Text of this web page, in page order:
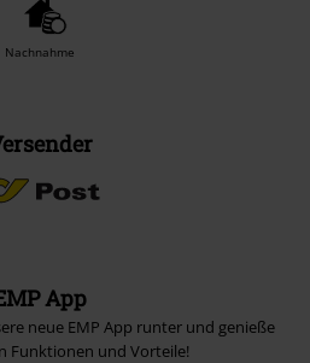
Nachnahme
App
neue EMP App runter und genieße
Funktionen und Vorteile!